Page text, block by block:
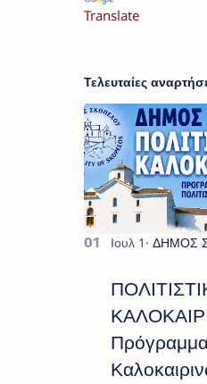
Translate
Τελευταίες